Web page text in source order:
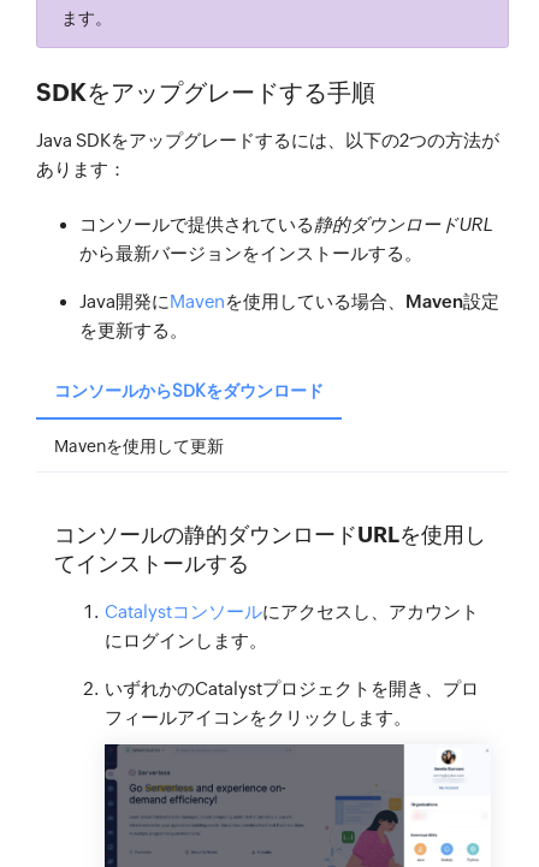
ます。
SDKをアップグレードする手順
Java SDKをアップグレードするには、以下の2つの方法が
あります：
コンソールで提供されている静的ダウンロードURL
から最新バージョンをインストールする。
Java開発にMavenを使用している場合、 Maven設定
を更新する。
コンソールからSDKをダウンロード
コンソールの静的ダウンロードURLを使用し
てインストールする
Catalystコンソールにアクセスし、アカウント
にログインします。
いずれかのCatalystプロジェクトを開き、 プロ
フィールアイコンをクリックします。
Mavenを使用して更新